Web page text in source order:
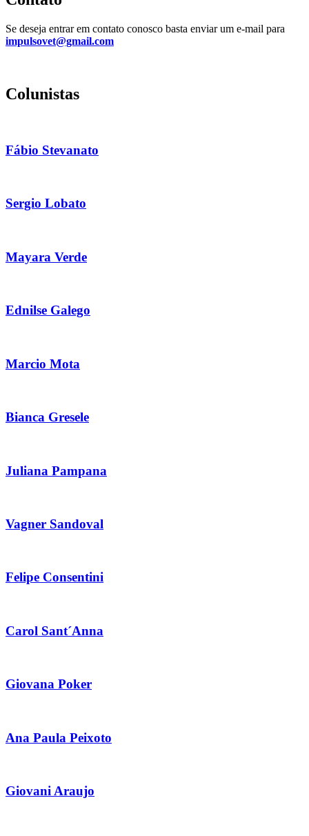
Se deseja entrar em contato conosco basta enviar um e-mail para
impulsovet@gmail.com
Colunistas
Fábio Stevanato
Sergio Lobato
Mayara Verde
Ednilse Galego
Marcio Mota
Bianca Gresele
Juliana Pampana
Vagner Sandoval
Felipe Consentini
Carol Sant´Anna
Giovana Poker
Ana Paula Peixoto
Giovani Araujo